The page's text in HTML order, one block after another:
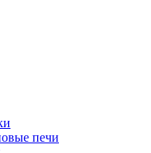
печи